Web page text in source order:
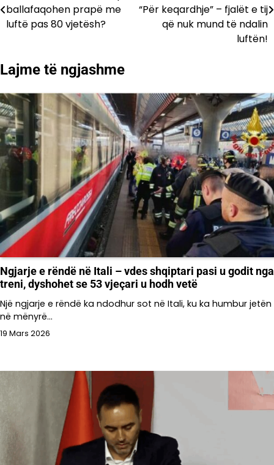
te
postimet
ballafaqohen prapë me
luftë pas 80 vjetësh?
“Për keqardhje” – fjalët e tij
që nuk mund të ndalin
luftën!
Lajme të ngjashme
Ngjarje e rëndë në Itali – vdes shqiptari pasi u godit nga
treni, dyshohet se 53 vjeçari u hodh vetë
Një ngjarje e rëndë ka ndodhur sot në Itali, ku ka humbur jetën
në mënyrë…
19 Mars 2026